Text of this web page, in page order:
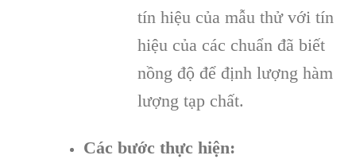
tín hiệu của mẫu thử với tín
hiệu của các chuẩn đã biết
nồng độ để định lượng hàm
lượng tạp chất.
Các bước thực hiện: